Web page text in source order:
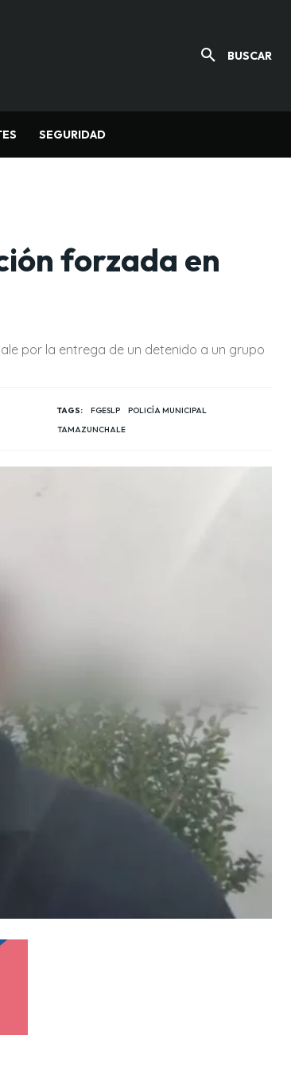
BUSCAR
SEGURIDAD
forzada en
por la entrega de un detenido a un grupo
TAGS: FGESLP
POLICÍA MUNICIPAL
TAMAZUNCHALE